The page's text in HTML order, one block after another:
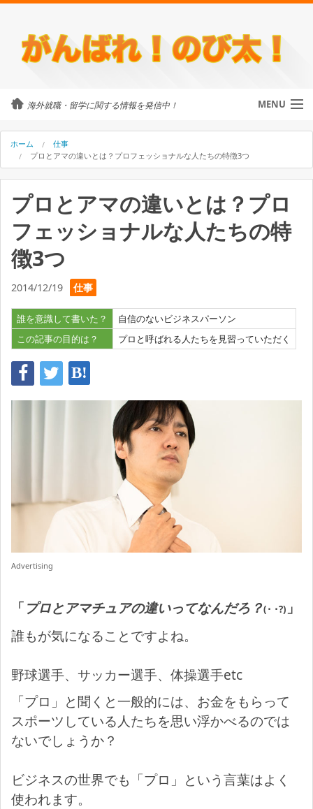
海外就職・留学に関する情報を発信中！ MENU
カテゴリ
のび太について
外国人に街頭インタビュー
海外就職・留学に関するご相談
ホーム
仕事
プロとアマの違いとは？プロフェッショナルな人たちの特徴3つ
プロとアマの違いとは？プロ
フェッショナルな人たちの特
徴3つ
2014/12/19 仕事
誰を意識して書いた？
自信のないビジネスパーソン
この記事の目的は？
プロと呼ばれる人たちを見習っていただく
Advertising
「プロとアマチュアの違いってなんだろ？(･ ･?) 」
誰もが気になることですよね。
野球選手、サッカー選手、体操選手etc
「プロ」と聞くと一般的には、お金をもらって
スポーツしている人たちを思い浮かべるのでは
ないでしょうか？
ビジネスの世界でも「プロ」という言葉はよく
使われます。